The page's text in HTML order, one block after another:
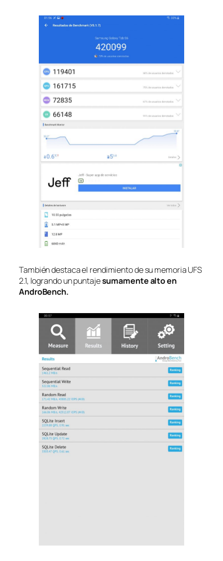
También destaca el rendimiento de su memoria UFS
2.1, logrando un puntajesumamente alto en
AndroBench.